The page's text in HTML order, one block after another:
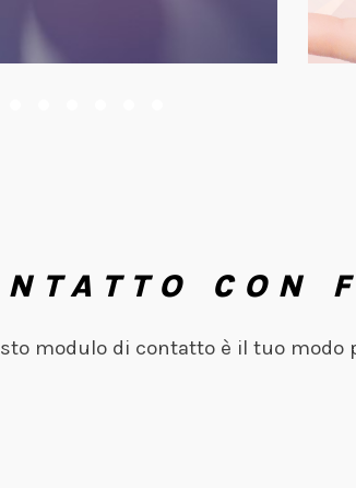
CON
modulo di contatto è il tuo modo